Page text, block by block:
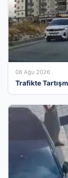
06 Ağu 2026
Trafikte